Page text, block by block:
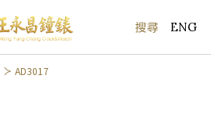
ENG
AD3017